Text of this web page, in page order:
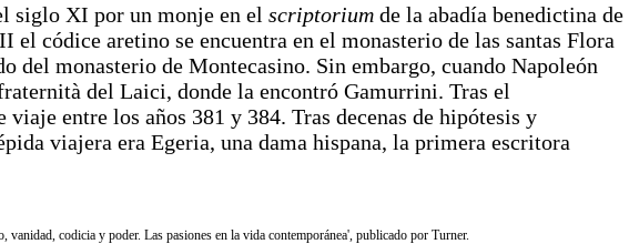
siglo XI por un monje en el scriptorium de la abadía benedictina de
códice aretino se encuentra en el monasterio de las santas Flora
monasterio de Montecasino. Sin embargo, cuando Napoleón
del Laici, donde la encontró Gamurrini. Tras el
entre los años 381 y 384. Tras decenas de hipótesis y
viajera era Egeria, una dama hispana, la primera escritora
codicia y poder. Las pasiones en la vida contemporánea', publicado por Turner.